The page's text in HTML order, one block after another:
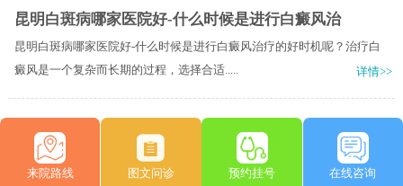
昆明白斑病哪家医院好-什么时候是进行白癜风治
昆明白斑病哪家医院好-什么时候是进行白癜风治疗的好时机呢？治疗白
癜风是一个复杂而长期的过程，选择合适.....
详情>>
来院路线 图文问诊 预约挂号 在线咨询